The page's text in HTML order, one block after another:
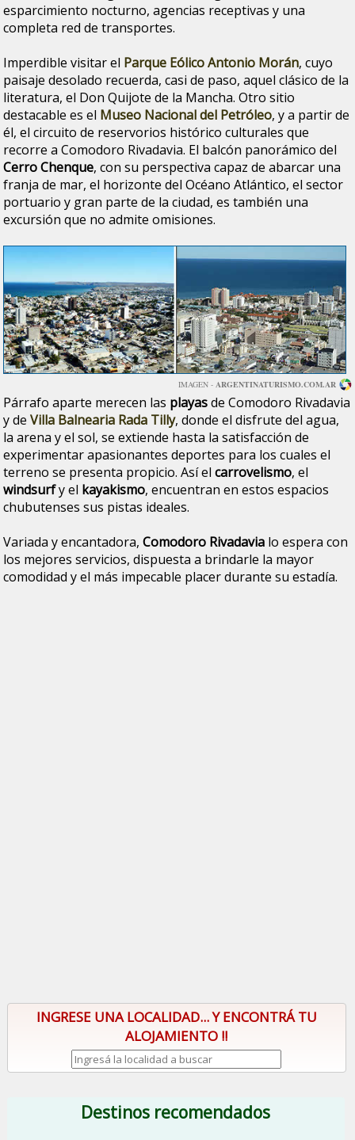
esparcimiento nocturno, agencias receptivas y una
completa red de transportes.
Imperdible visitar el Parque Eólico Antonio Morán, cuyo
paisaje desolado recuerda, casi de paso, aquel clásico de la
literatura, el Don Quijote de la Mancha. Otro sitio
destacable es el Museo Nacional del Petróleo, y a partir de
él, el circuito de reservorios histórico culturales que
recorre a Comodoro Rivadavia. El balcón panorámico del
Cerro Chenque, con su perspectiva capaz de abarcar una
franja de mar, el horizonte del Océano Atlántico, el sector
portuario y gran parte de la ciudad, es también una
excursión que no admite omisiones.
IMAGEN - ARGENTINATURISMO.COM.AR
Párrafo aparte merecen las playasde Comodoro Rivadavia
y deVilla Balnearia Rada Tilly, donde el disfrute del agua,
la arena y el sol, se extiende hasta la satisfacción de
experimentar apasionantes deportes para los cuales el
terreno se presenta propicio. Así elcarrovelismo, el
windsurfy el kayakismo, encuentran en estos espacios
chubutenses sus pistas ideales.
Variada y encantadora,Comodoro Rivadavia lo espera con
los mejores servicios, dispuesta a brindarle la mayor
comodidad y el más impecable placer durante su estadía.
INGRESE UNA LOCALIDAD... Y ENCONTRÁ TU
ALOJAMIENTO !!
Destinos recomendados